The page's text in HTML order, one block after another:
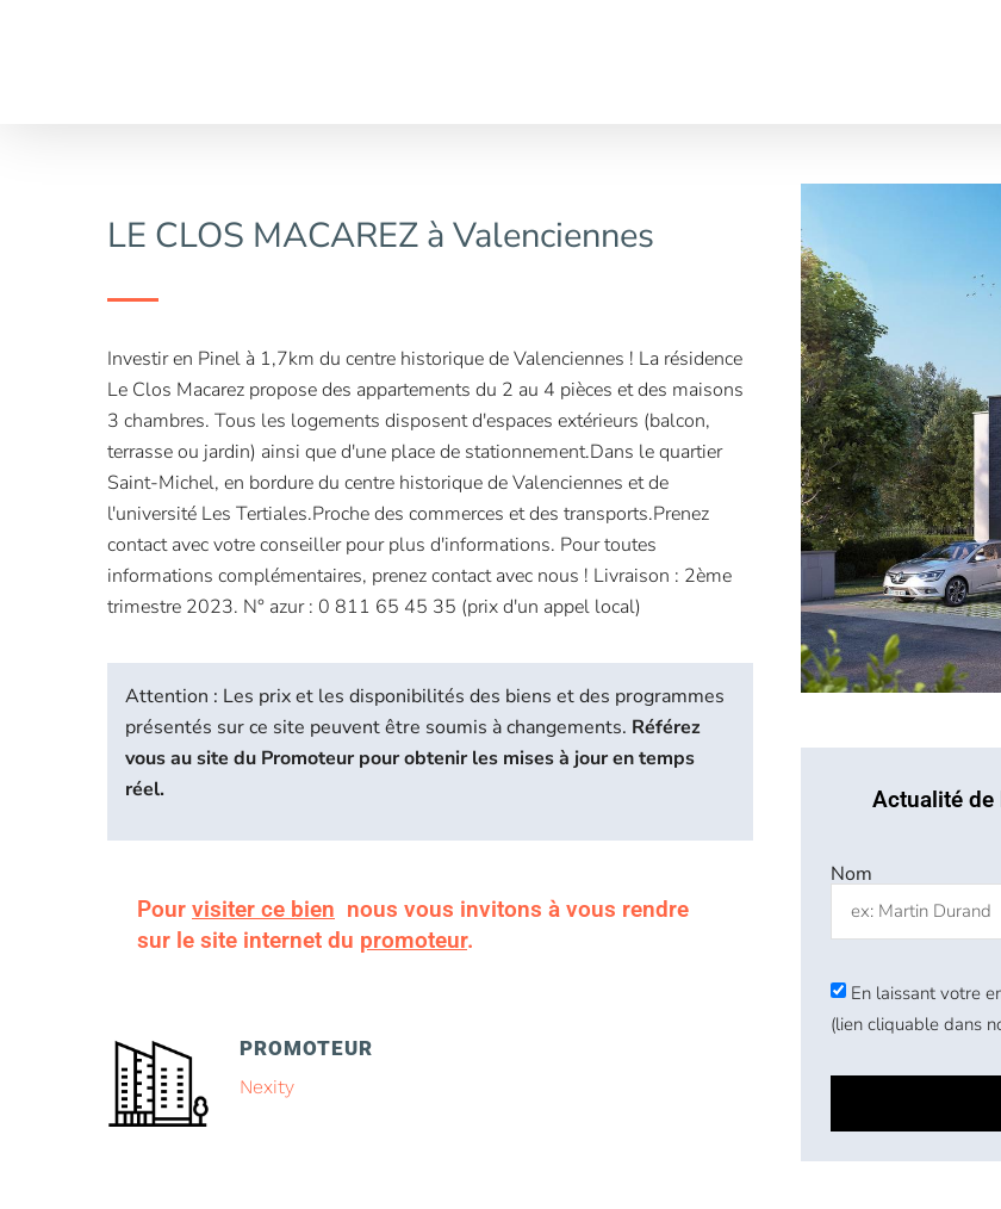
LE CLOS MACAREZ à Valenciennes
Investir en Pinel à 1,7km du centre historique de Valenciennes ! La résidence
Le Clos Macarez propose des appartements du 2 au 4 pièces et des maisons
3 chambres. Tous les logements disposent d'espaces extérieurs (balcon,
terrasse ou jardin) ainsi que d'une place de stationnement.Dans le quartier
Saint-Michel, en bordure du centre historique de Valenciennes et de
l'université Les Tertiales.Proche des commerces et des transports.Prenez
contact avec votre conseiller pour plus d'informations. Pour toutes
informations complémentaires, prenez contact avec nous ! Livraison : 2ème
trimestre 2023. N° azur : 0 811 65 45 35 (prix d'un appel local)
Attention : Les prix et les disponibilités des biens et des programmes
présentés sur ce site peuvent être soumis à changements. Référez
vous au site du Promoteur pour obtenir les mises à jour en temps
réel.
Pour visiter ce bien nous vous invitons à vous rendre
sur le site internet du promoteur.
PROMOTEUR
Nexity
Actualité
Nom
En laissant votre
(lien cliquable dans